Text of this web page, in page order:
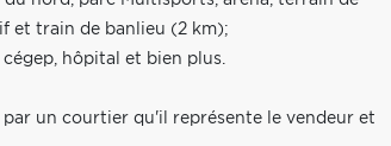
et train de banlieu (2 km);
hôpital et bien plus.
un courtier qu'il représente le vendeur et